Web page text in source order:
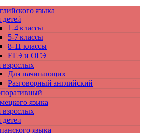
языка
детей
1-4 классы
5-7 классы
8-11 классы
ЕГЭ и ОГЭ
взрослых
Для начинающих
Разговорный английский
языка
взрослых
детей
языка